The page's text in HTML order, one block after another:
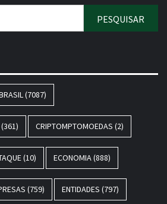
(7087)
(361) CRIPTOMPTOMOEDAS (2)
(10) ECONOMIA(888)
(759) ENTIDADES (797)